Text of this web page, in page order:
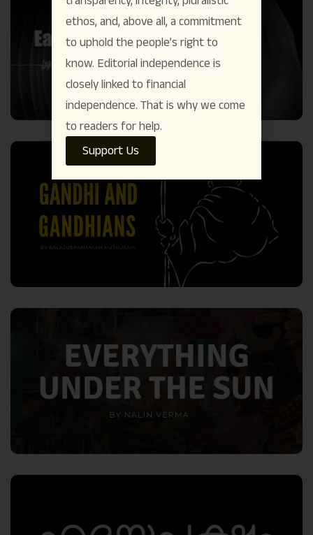
ethos, and, above all, a commitment
to uphold the people’s right to
know. Editorial independence is
closely linked to financial
independence. That is why we come
to readers for help.
Support Us